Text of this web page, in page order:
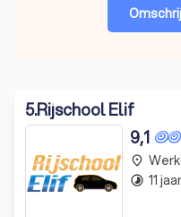
5.Rijschool Elif
9,1
place
timelapse 11